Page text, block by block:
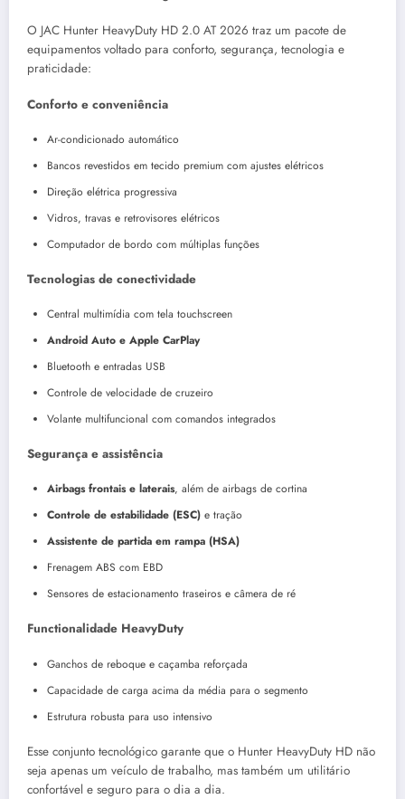
O JAC Hunter HeavyDuty HD 2.0 AT 2026 traz um pacote de
equipamentos voltado para conforto, segurança, tecnologia e
praticidade:
Conforto e conveniência
Ar-condicionado automático
Bancos revestidos em tecido premium com ajustes elétricos
Direção elétrica progressiva
Vidros, travas e retrovisores elétricos
Computador de bordo com múltiplas funções
Tecnologias de conectividade
Central multimídia com tela touchscreen
Android Auto e Apple CarPlay
Bluetooth e entradas USB
Controle de velocidade de cruzeiro
Volante multifuncional com comandos integrados
Segurança e assistência
Airbags frontais e laterais, além de airbags de cortina
Controle de estabilidade (ESC) e tração
Assistente de partida em rampa (HSA)
Frenagem ABS com EBD
Sensores de estacionamento traseiros e câmera de ré
Functionalidade HeavyDuty
Ganchos de reboque e caçamba reforçada
Capacidade de carga acima da média para o segmento
Estrutura robusta para uso intensivo
Esse conjunto tecnológico garante que o Hunter HeavyDuty HD não
seja apenas um veículo de trabalho, mas também um utilitário
confortável e seguro para o dia a dia.